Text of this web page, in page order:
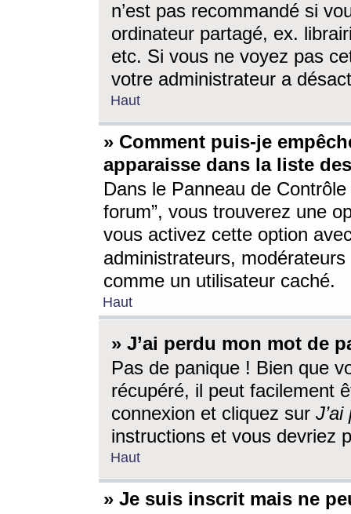
n’est pas recommandé si
ordinateur partagé, ex.
etc. Si vous ne voyez pas
votre administrateur a
Haut
» Comment puis-je
apparaisse dans la liste
Dans le Panneau de
forum”, vous trouverez une
vous activez cette option
administrateurs,
comme un utilisateur caché.
Haut
» J’ai perdu mon mot de
Pas de panique ! Bien que
récupéré, il peut facilement
connexion et cliquez sur
instructions et vous devriez
Haut
» Je suis inscrit mais ne